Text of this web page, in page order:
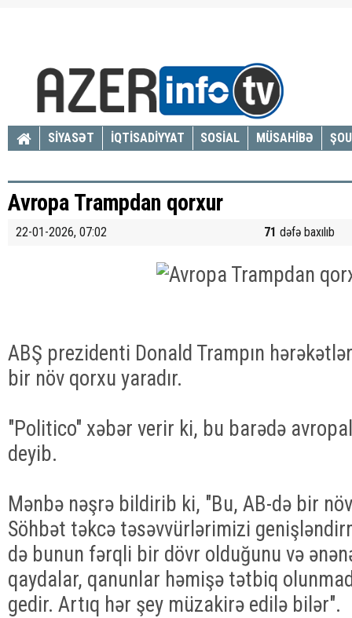
SİYASƏT İQTİSADİYYAT SOSİAL MÜSAHİBƏ
Avropa Trampdan qorxur
22-01-2026, 07:02 71 dəfə baxılıb
ABŞ prezidenti Donald Trampın
bir növ qorxu yaradır.
"Politico" xəbər verir ki, bu barədə
deyib.
Mənbə nəşrə bildirib ki, "Bu, AB-də bir
Söhbət təkcə təsəvvürlərimizi
də bunun fərqli bir dövr olduğunu və
qaydalar, qanunlar həmişə tətbiq
gedir. Artıq hər şey müzakirə edilə bilər".